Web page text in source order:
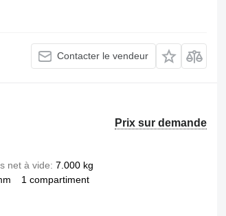
Contacter le vendeur
Prix sur demande
net à vide 7.000 kg
1 compartiment